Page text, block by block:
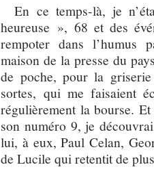
En ce temps-là, je
heureuse », 68 et des
rempoter dans l’humus
maison de la presse du
de poche, pour la
sortes, qui me faisaient
régulièrement la bourse.
son numéro 9, je
lui, à eux, Paul Celan,
de Lucile qui retentit de